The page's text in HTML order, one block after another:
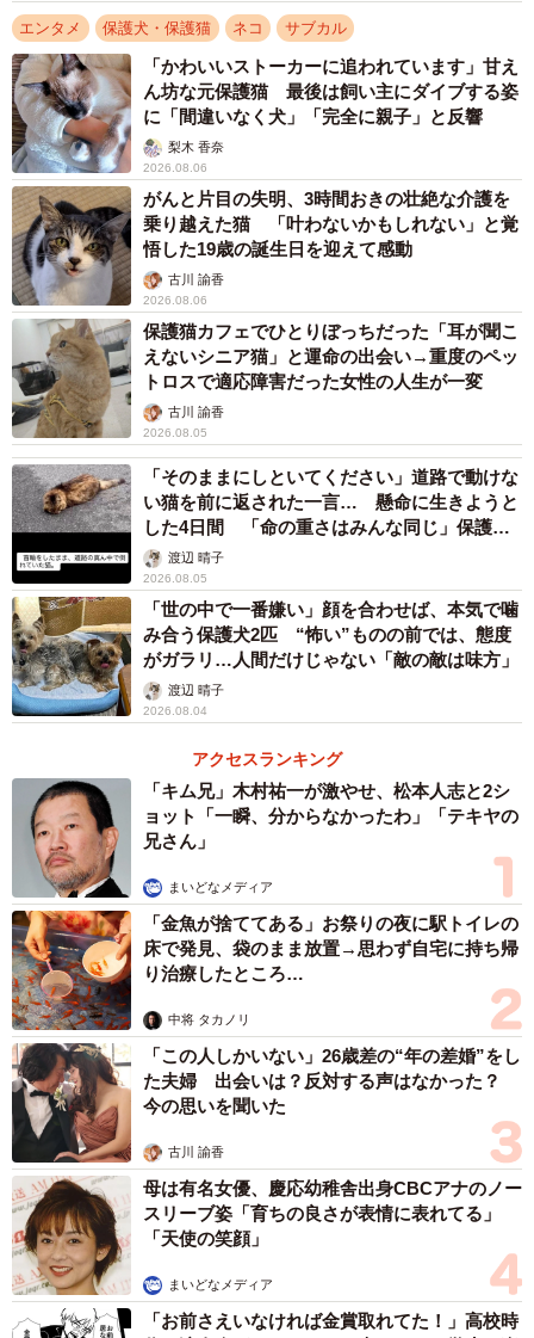
エンタメ 保護犬・保護猫 ネコ サブカル
「かわいいストーカーに追われています」甘え
ん坊な元保護猫 最後は飼い主にダイブする姿
に「間違いなく犬」「完全に親子」と反響
梨木 香奈
2026.08.06
がんと片目の失明、3時間おきの壮絶な介護を
乗り越えた猫 「叶わないかもしれない」と覚
悟した19歳の誕生日を迎えて感動
古川 諭香
2026.08.06
保護猫カフェでひとりぼっちだった「耳が聞こ
えないシニア猫」と運命の出会い→重度のペッ
トロスで適応障害だった女性の人生が一変
古川 諭香
2026.08.05
「そのままにしといてください」道路で動けな
い猫を前に返された一言… 懸命に生きようと
した4日間 「命の重さはみんな同じ」保護団
体代表の訴え
渡辺 晴子
2026.08.05
「世の中で一番嫌い」顔を合わせば、本気で噛
み合う保護犬2匹 “怖い”ものの前では、態度
がガラリ…人間だけじゃない「敵の敵は味方」
渡辺 晴子
2026.08.04
アクセスランキング
「キム兄」木村祐一が激やせ、松本人志と2シ
ョット「一瞬、分からなかったわ」「テキヤの
兄さん」
まいどなメディア
「金魚が捨ててある」お祭りの夜に駅トイレの
床で発見、袋のまま放置→思わず自宅に持ち帰
り治療したところ…
中将 タカノリ
「この人しかいない」26歳差の“年の差婚”をし
た夫婦 出会いは？反対する声はなかった？
今の思いを聞いた
古川 諭香
母は有名女優、慶応幼稚舎出身CBCアナのノー
スリーブ姿「育ちの良さが表情に表れてる」
「天使の笑顔」
まいどなメディア
「お前さえいなければ金賞取れてた！」高校時